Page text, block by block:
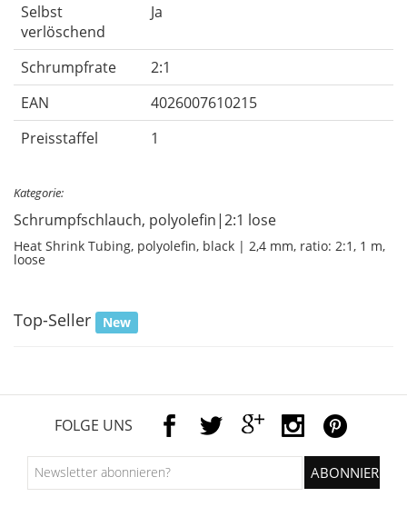
Selbst
verlöschend
Ja
Schrumpfrate
2:1
EAN
4026007610215
Preisstaffel
1
Kategorie:
Schrumpfschlauch, polyolefin|2:1 lose
Heat Shrink Tubing, polyolefin, black | 2,4 mm, ratio: 2:1, 1 m,
loose
Top-Seller New
FOLGE UNS